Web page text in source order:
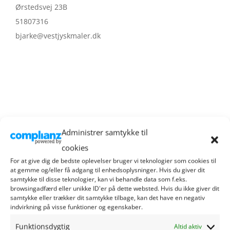
Administrer samtykke til
cookies
For at give dig de bedste oplevelser bruger vi teknologier som cookies til
at gemme og/eller få adgang til enhedsoplysninger. Hvis du giver dit
samtykke til disse teknologier, kan vi behandle data som f.eks.
browsingadfærd eller unikke ID'er på dette websted. Hvis du ikke giver dit
samtykke eller trækker dit samtykke tilbage, kan det have en negativ
indvirkning på visse funktioner og egenskaber.
Funktionsdygtig Altid aktiv
Ørstedsvej 23B
51807316
bjarke@vestjyskmaler.dk
Butik detaljer
Kategorier: Malerhåndværk